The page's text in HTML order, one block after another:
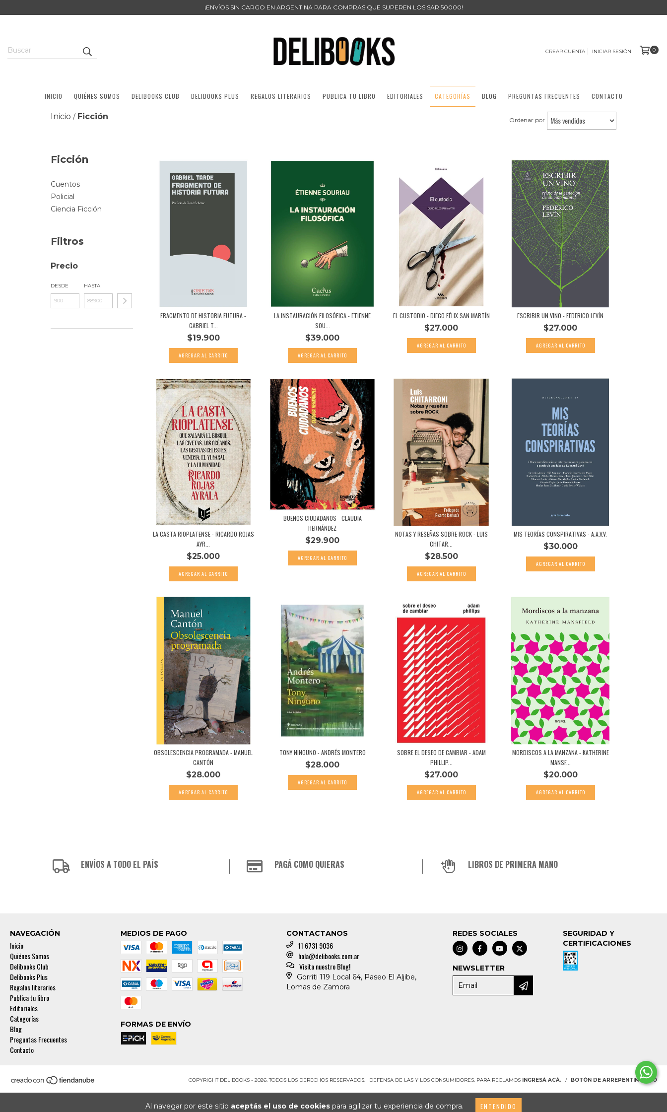
Al navegar por este sitio aceptás el uso de cookies para agilizar tu experiencia de compra. ENTENDIDO
¡ENVÍOS SIN CARGO EN ARGENTINA PARA COMPRAS QUE SUPEREN LOS $AR 50000!
CREAR CUENTA INICIAR SESIÓN 0
INICIO QUIÉNES SOMOS DELIBOOKS CLUB DELIBOOKS PLUS REGALOS LITERARIOS PUBLICA TU LIBRO EDITORIALES CATEGORÍAS BLOG PREGUNTAS FRECUENTES CONTACTO
Inicio / Ficción Ordenar por
Ficción
Cuentos
Policial
Ciencia Ficción
Filtros
Precio
DESDE HASTA
FRAGMENTO DE HISTORIA FUTURA -
GABRIEL T...
$19.900
LA INSTAURACIÓN FILOSÓFICA - ETIENNE
SOU...
$39.000
EL CUSTODIO - DIEGO FÉLIX SAN MARTÍN
$27.000
ESCRIBIR UN VINO - FEDERICO LEVÍN
$27.000
LA CASTA RIOPLATENSE - RICARDO ROJAS
AYR...
$25.000
BUENOS CIUDADANOS - CLAUDIA
HERNÁNDEZ
$29.900
NOTAS Y RESEÑAS SOBRE ROCK - LUIS
CHITAR...
$28.500
MIS TEORÍAS CONSPIRATIVAS - A.A.V.V.
$30.000
OBSOLESCENCIA PROGRAMADA - MANUEL
CANTÓN
$28.000
TONY NINGUNO - ANDRÉS MONTERO
$28.000
SOBRE EL DESEO DE CAMBIAR - ADAM
PHILLIP...
$27.000
MORDISCOS A LA MANZANA - KATHERINE
MANSF...
$20.000
ENVÍOS A TODO EL PAÍS PAGÁ COMO QUIERAS LIBROS DE PRIMERA MANO
NAVEGACIÓN
Inicio
Quiénes Somos
Delibooks Club
Delibooks Plus
Regalos literarios
Publica tu libro
Editoriales
Categorías
Blog
Preguntas Frecuentes
Contacto
MEDIOS DE PAGO
FORMAS DE ENVÍO
CONTACTANOS
11 6731 9036
hola@delibooks.com.ar
Visita nuestro Blog!
Gorriti 119 Local 64, Paseo El Aljibe,
Lomas de Zamora
REDES SOCIALES
NEWSLETTER
SEGURIDAD Y
CERTIFICACIONES
COPYRIGHT DELIBOOKS - 2026. TODOS LOS DERECHOS RESERVADOS. DEFENSA DE LAS Y LOS CONSUMIDORES. PARA RECLAMOS INGRESÁ ACÁ. / BOTÓN DE ARREPENTIMIENTO